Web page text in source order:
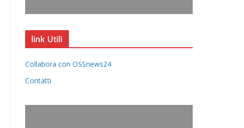
link Utili
Collabora con OSSnews24
Contatti